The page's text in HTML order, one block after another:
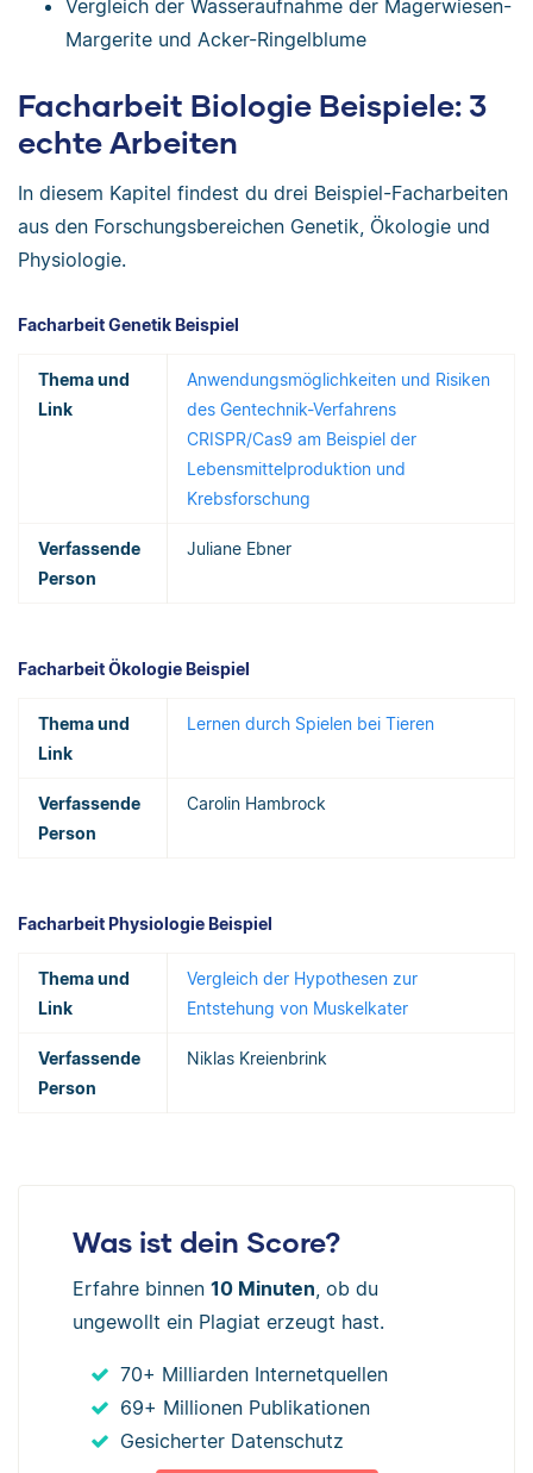
Vergleich der Wasseraufnahme der Magerwiesen-
Margerite und Acker-Ringelblume
Facharbeit Biologie Beispiele: 3
echte Arbeiten
In diesem Kapitel findest du drei Beispiel-Facharbeiten
aus den Forschungsbereichen Genetik, Ökologie und
Physiologie.
Facharbeit Genetik Beispiel
Thema und
Link
Anwendungsmöglichkeiten und Risiken
des Gentechnik-Verfahrens
CRISPR/Cas9 am Beispiel der
Lebensmittelproduktion und
Krebsforschung
Verfassende
Person
Juliane Ebner
Facharbeit Ökologie Beispiel
Thema und
Link
Lernen durch Spielen bei Tieren
Verfassende
Person
Carolin Hambrock
Facharbeit Physiologie Beispiel
Thema und
Link
Vergleich der Hypothesen zur
Entstehung von Muskelkater
Verfassende
Person
Niklas Kreienbrink
Was ist dein Score?
Erfahre binnen 10 Minuten , ob du
ungewollt ein Plagiat erzeugt hast.
70+ Milliarden Internetquellen
69+ Millionen Publikationen
Gesicherter Datenschutz